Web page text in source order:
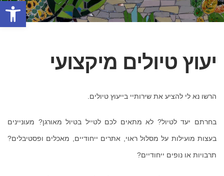
פתח
יעוץ טיולים מיקצועי
הרשו נא לי להציע את שירותיי בייעוץ טיולים.
בחרתם יעד לטיול? לא מתאים לכם לטייל בטיול מאורגן? מעוניינים
בעצות מועילות על מסלול ראוי, אתרים ייחודיים, מאכלים ופסטיבלים?
תרבויות או נופים ייחודיים?